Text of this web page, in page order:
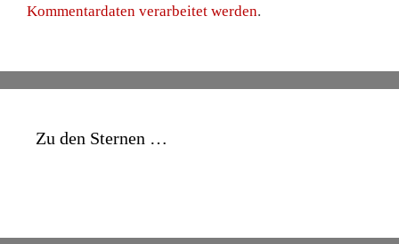
Kommentardaten verarbeitet werden.
Zu den Sternen …